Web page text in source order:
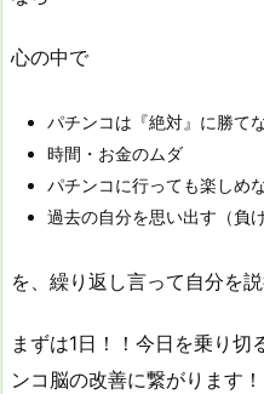
心の中で
パチンコは『絶対』に勝て
時間・お金のムダ
パチンコに行っても楽しめ
過去の自分を思い出す（負
を、繰り返し言って自分を
まずは1日！！今日を乗り切
ンコ脳の改善に繋がります！